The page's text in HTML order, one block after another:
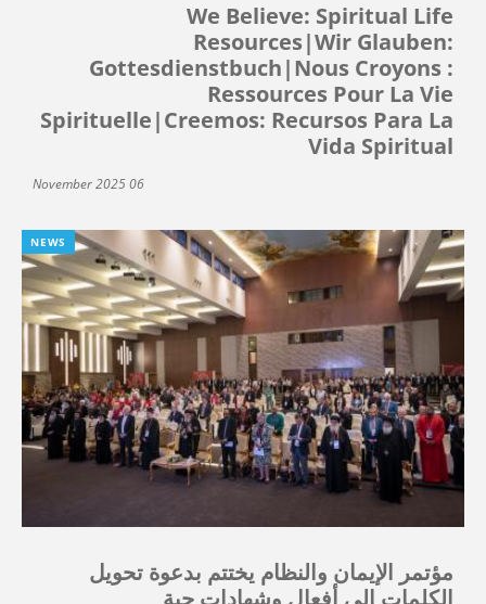
We Believe: Spiritual Life
Resources|Wir Glauben:
Gottesdienstbuch|Nous Croyons :
Ressources Pour La Vie
Spirituelle|Creemos: Recursos Para La
Vida Spiritual
06 November 2025
NEWS
مؤتمر الإيمان والنظام يختتم بدعوة تحويل
الكلمات إلى أفعال وشهادات حية